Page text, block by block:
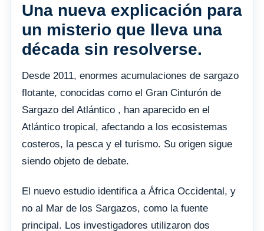
Una nueva explicación para
un misterio que lleva una
década sin resolverse.
Desde 2011, enormes acumulaciones de sargazo
flotante, conocidas como el Gran Cinturón de
Sargazo del Atlántico , han aparecido en el
Atlántico tropical, afectando a los ecosistemas
costeros, la pesca y el turismo. Su origen sigue
siendo objeto de debate.
El nuevo estudio identifica a África Occidental, y
no al Mar de los Sargazos, como la fuente
principal. Los investigadores utilizaron dos